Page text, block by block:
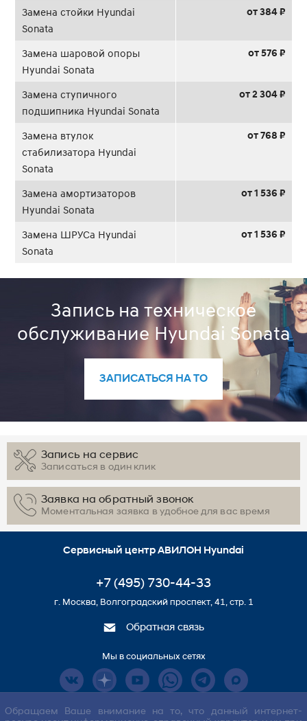
Замена стойки Hyundai
Sonata
от 384 ₽
Замена шаровой опоры
Hyundai Sonata
от 576 ₽
Замена ступичного
подшипника Hyundai Sonata
от 2 304 ₽
Замена втулок
стабилизатора Hyundai
Sonata
от 768 ₽
Замена амортизаторов
Hyundai Sonata
от 1 536 ₽
Замена ШРУСа Hyundai
Sonata
от 1 536 ₽
Запись на техническое
обслуживание Hyundai Sonata
ЗАПИСАТЬСЯ НА ТО
Запись на сервис
Записаться в один клик
Заявка на обратный звонок
Моментальная заявка в удобное для вас время
Сервисный центр АВИЛОН Hyundai
+7 (495) 730-44-33
г. Москва, Волгоградский проспект, 41, стр. 1
Обратная связь
Мы в социальных сетях
Обращаем Ваше внимание на то, что данный интернет-